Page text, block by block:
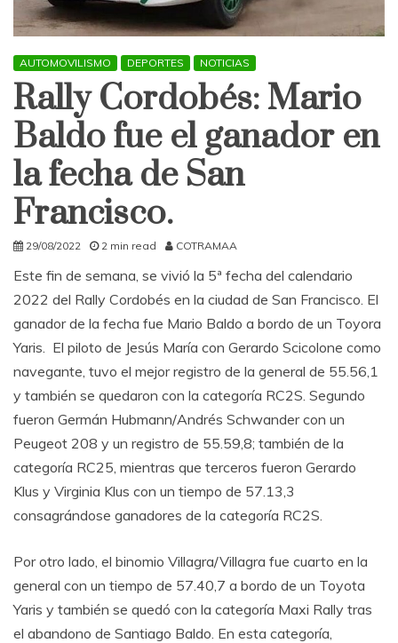
AUTOMOVILISMO DEPORTES NOTICIAS
Rally Cordobés: Mario
Baldo fue el ganador en
la fecha de San
Francisco.
29/08/2022 2 min read COTRAMAA
Este fin de semana, se vivió la 5ª fecha del calendario
2022 del Rally Cordobés en la ciudad de San Francisco. El
ganador de la fecha fue Mario Baldo a bordo de un Toyora
Yaris. El piloto de Jesús María con Gerardo Scicolone como
navegante, tuvo el mejor registro de la general de 55.56,1
y también se quedaron con la categoría RC2S. Segundo
fueron Germán Hubmann/Andrés Schwander con un
Peugeot 208 y un registro de 55.59,8; también de la
categoría RC25, mientras que terceros fueron Gerardo
Klus y Virginia Klus con un tiempo de 57.13,3
consagrándose ganadores de la categoría RC2S.
Por otro lado, el binomio Villagra/Villagra fue cuarto en la
general con un tiempo de 57.40,7 a bordo de un Toyota
Yaris y también se quedó con la categoría Maxi Rally tras
el abandono de Santiago Baldo. En esta categoría,